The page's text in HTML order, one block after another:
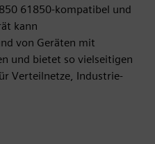
61850-kompatibel und
kann
von Geräten mit
und bietet so vielseitigen
Verteilnetze, Industrie-